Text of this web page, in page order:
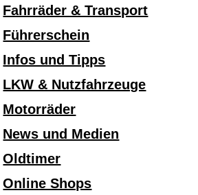
Fahrräder & Transport
Führerschein
Infos und Tipps
LKW & Nutzfahrzeuge
Motorräder
News und Medien
Oldtimer
Online Shops